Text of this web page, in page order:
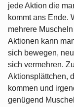
jede Aktion die
kommt ans Ende.
mehrere
Aktionen kann
sich bewegen,
sich vermehren.
Aktionsplättchen,
kommen und
genügend